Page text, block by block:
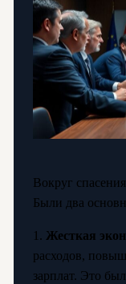
Вокруг
Были два
1. Жесткая
расходов,
зарплат. Это